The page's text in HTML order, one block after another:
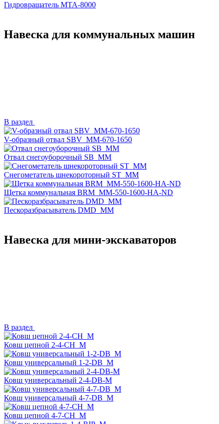
Гидровращатель MTA-8000
Навеска для коммунальных машин
В раздел
V-образный отвал SBV_MM-670-1650
Отвал снегоуборочный SB_MM
Снегометатель шнекороторный ST_MM
Щетка коммунальная BRM_MM-550-1600-HA-ND
Пескоразбрасыватель DMD_MM
Навеска для мини-экскаваторов
В раздел
Ковш цепной 2-4-CH_M
Ковш универсальный 1-2-DB_M
Ковш универсальный 2-4-DB-M
Ковш универсальный 4-7-DB_M
Ковш цепной 4-7-CH_M